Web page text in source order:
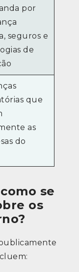
por
seguros e
de
que
as
do
se
os